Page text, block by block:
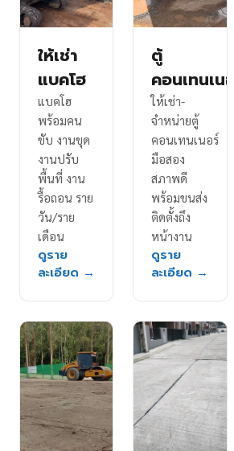
ให้เช่า
แบคโฮ
แบคโฮ
พร้อมคน
ขับ งานขุด
งานปรับ
พื้นที่ งาน
รื้อถอน ราย
วัน/ราย
เดือน
ดูราย
ละเอียด →
ตู้
คอนเทนเนอร์
ให้เช่า-
จำหน่ายตู้
คอนเทนเนอร์
มือสอง
สภาพดี
พร้อมขนส่ง
ติดตั้งถึง
หน้างาน
ดูราย
ละเอียด →